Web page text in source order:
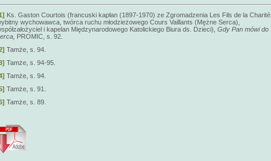
Ks. Gaston Courtois (francuski kapłan (1897-1970) ze Zgromadzenia Les Fils de la Charité,
wychowawca, twórca ruchu młodzieżowego Cours Vaillants (Mężne Serca),
i kapelan Międzynarodowego Katolickiego Biura ds. Dzieci), Gdy Pan mówi do
PROMIC, s. 92.
Tamże, s. 94.
Tamże, s. 94-95.
Tamże, s. 94.
Tamże, s. 91.
Tamże, s. 89.